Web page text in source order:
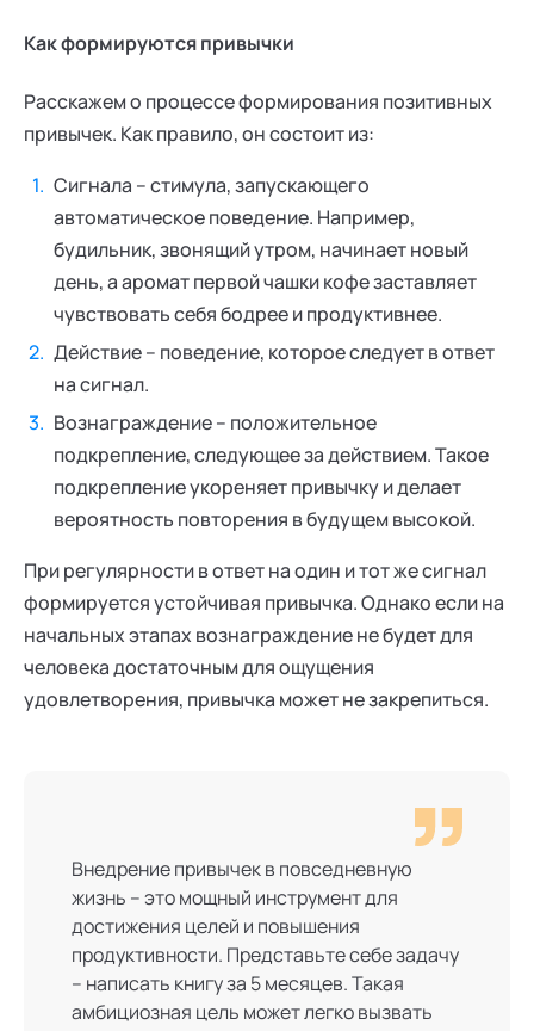
Как формируются привычки
Расскажем о процессе формирования позитивных
привычек. Как правило, он состоит из:
Сигнала – стимула, запускающего
автоматическое поведение. Например,
будильник, звонящий утром, начинает новый
день, а аромат первой чашки кофе заставляет
чувствовать себя бодрее и продуктивнее.
Действие – поведение, которое следует в ответ
на сигнал.
Вознаграждение – положительное
подкрепление, следующее за действием. Такое
подкрепление укореняет привычку и делает
вероятность повторения в будущем высокой.
При регулярности в ответ на один и тот же сигнал
формируется устойчивая привычка. Однако если на
начальных этапах вознаграждение не будет для
человека достаточным для ощущения
удовлетворения, привычка может не закрепиться.
Внедрение привычек в повседневную
жизнь – это мощный инструмент для
достижения целей и повышения
продуктивности. Представьте себе задачу
– написать книгу за 5 месяцев. Такая
амбициозная цель может легко вызвать